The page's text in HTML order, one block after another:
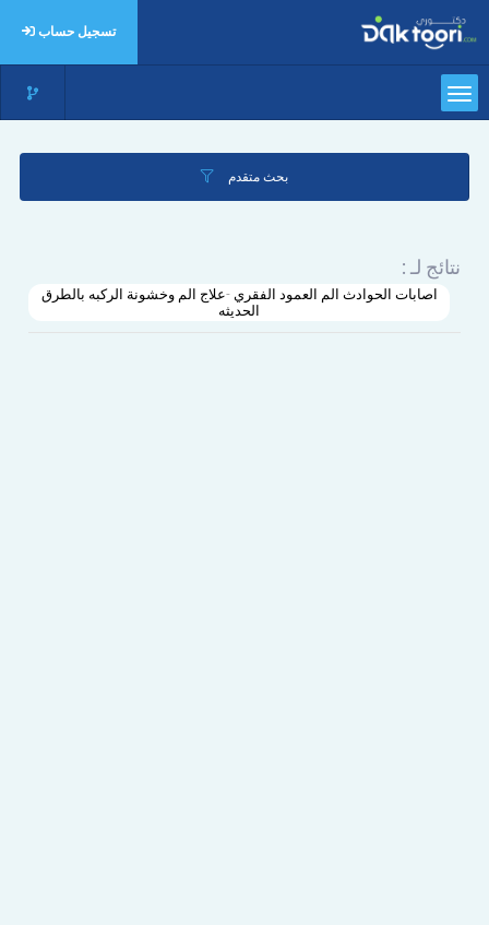
تسجيل حساب
بحث متقدم
نتائج لـ :
اصابات الحوادث الم العمود الفقري -علاج الم وخشونة الركبه بالطرق
الحديثه